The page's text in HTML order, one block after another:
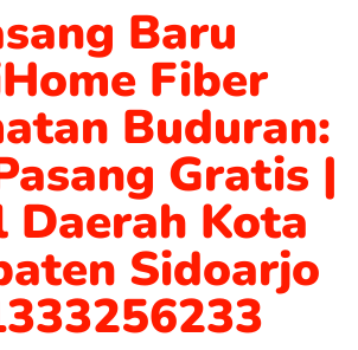
Baru
Fiber
Buduran:
Gratis |
Kota
Sidoarjo